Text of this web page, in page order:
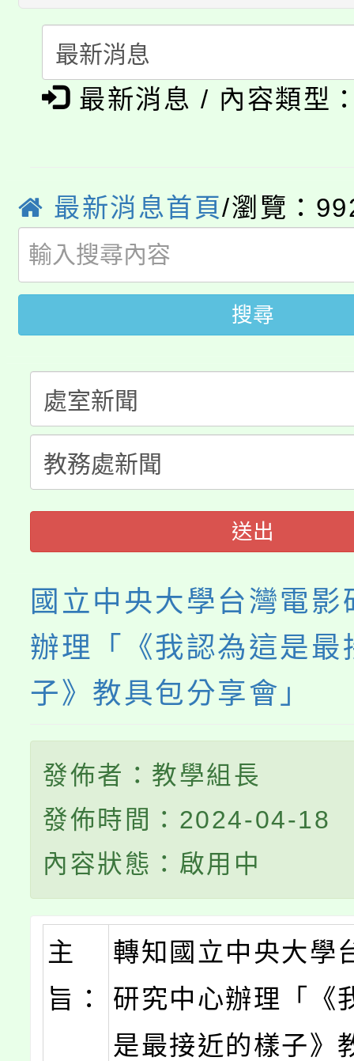
心理、諮商輔導、社會
系所師生報名參加。
門員」簡章及活動海報
踴躍報名參加。
要點
「桃園市補助參觀特色
展演活動實施計畫」
淨零綠領人才培育課程
公告本校115學年度第
車」活動
桃園市115學年度學生
生本土語及新住民語歌
公告本校115學年度第
代理(課)教師甄選結果
公告本校115學年度第
代理(課)教師甄選結果
轉知中國文化大學推廣
程，歡迎學生輔導中心
心理、諮商輔導、社會
系所師生報名參加。
縣市「校園短影音徵選
門員」簡章及活動海報
踴躍報名參加。
桃園市115學年度學生
要點
「桃園市補助參觀特色
展演活動實施計畫」
最新消息 / 內容類型
最新消息首頁/瀏覽：
搜尋
送出
國立中央大學台灣電影
辦理「《我認為這是最
子》教具包分享會」
發佈者：教學組長
發佈時間：2024-04-18
內容狀態：啟用中
主
旨：
轉知國立中央大學
研究中心辦理「《
是最接近的樣子》